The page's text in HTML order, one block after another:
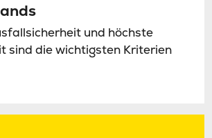
und höchste
sind die wichtigsten Kriterien